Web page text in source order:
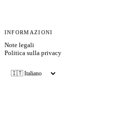
INFORMAZIONI
Note legali
Politica sulla privacy